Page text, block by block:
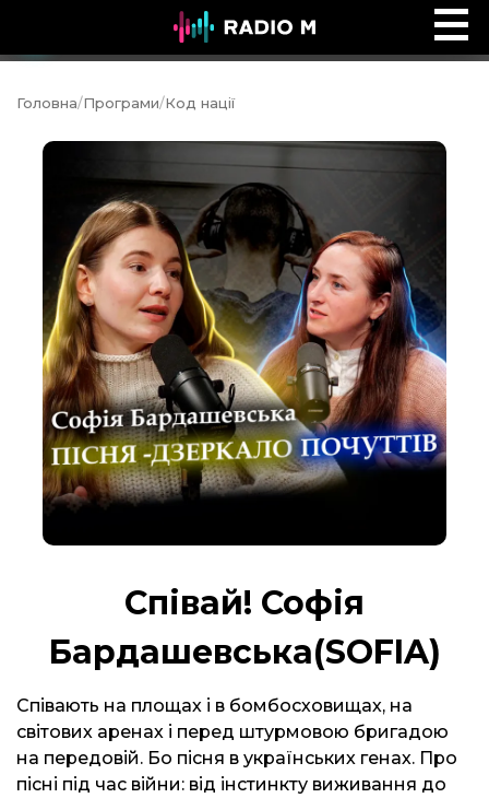
Дев'ятий вал
Головна/Програми/Код нації
Співай! Софія
Бардашевська(SOFIA)
Співають на площах і в бомбосховищах, на
світових аренах і перед штурмовою бригадою
на передовій. Бо пісня в українських генах. Про
пісні під час війни: від інстинкту виживання до